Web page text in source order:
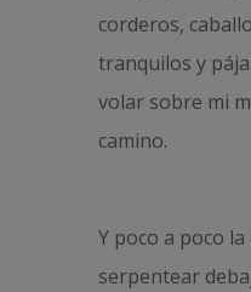
corderos,
tranquilos y
volar sobre mi
camino.
Y poco a poco
serpentear